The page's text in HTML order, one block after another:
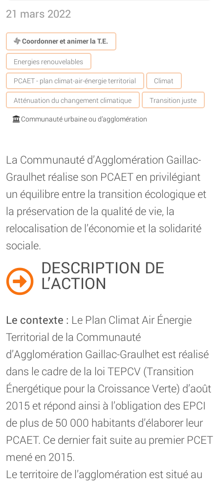
21 mars 2022
Coordonner et animer la T.E.
Energies renouvelables
PCAET - plan climat-air-énergie territorial Climat
Atténuation du changement climatique Transition juste
Communauté urbaine ou d’agglomération
La Communauté d’Agglomération Gaillac-
Graulhet réalise son PCAET en privilégiant
un équilibre entre la transition écologique et
la préservation de la qualité de vie, la
relocalisation de l’économie et la solidarité
sociale.
DESCRIPTION DE
L’ACTION
Le contexte : Le Plan Climat Air Énergie
Territorial de la Communauté
d’Agglomération Gaillac-Graulhet est réalisé
dans le cadre de la loi TEPCV (Transition
Énergétique pour la Croissance Verte) d’août
2015 et répond ainsi à l’obligation des EPCI
de plus de 50 000 habitants d’élaborer leur
PCAET. Ce dernier fait suite au premier PCET
mené en 2015.
Le territoire de l’agglomération est situé au